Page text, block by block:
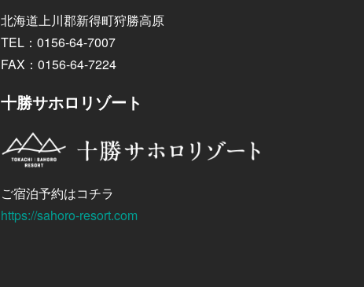
北海道上川郡新得町狩勝高原
TEL：0156-64-7007
FAX：0156-64-7224
十勝サホロリゾート
ご宿泊予約はコチラ
https://sahoro-resort.com